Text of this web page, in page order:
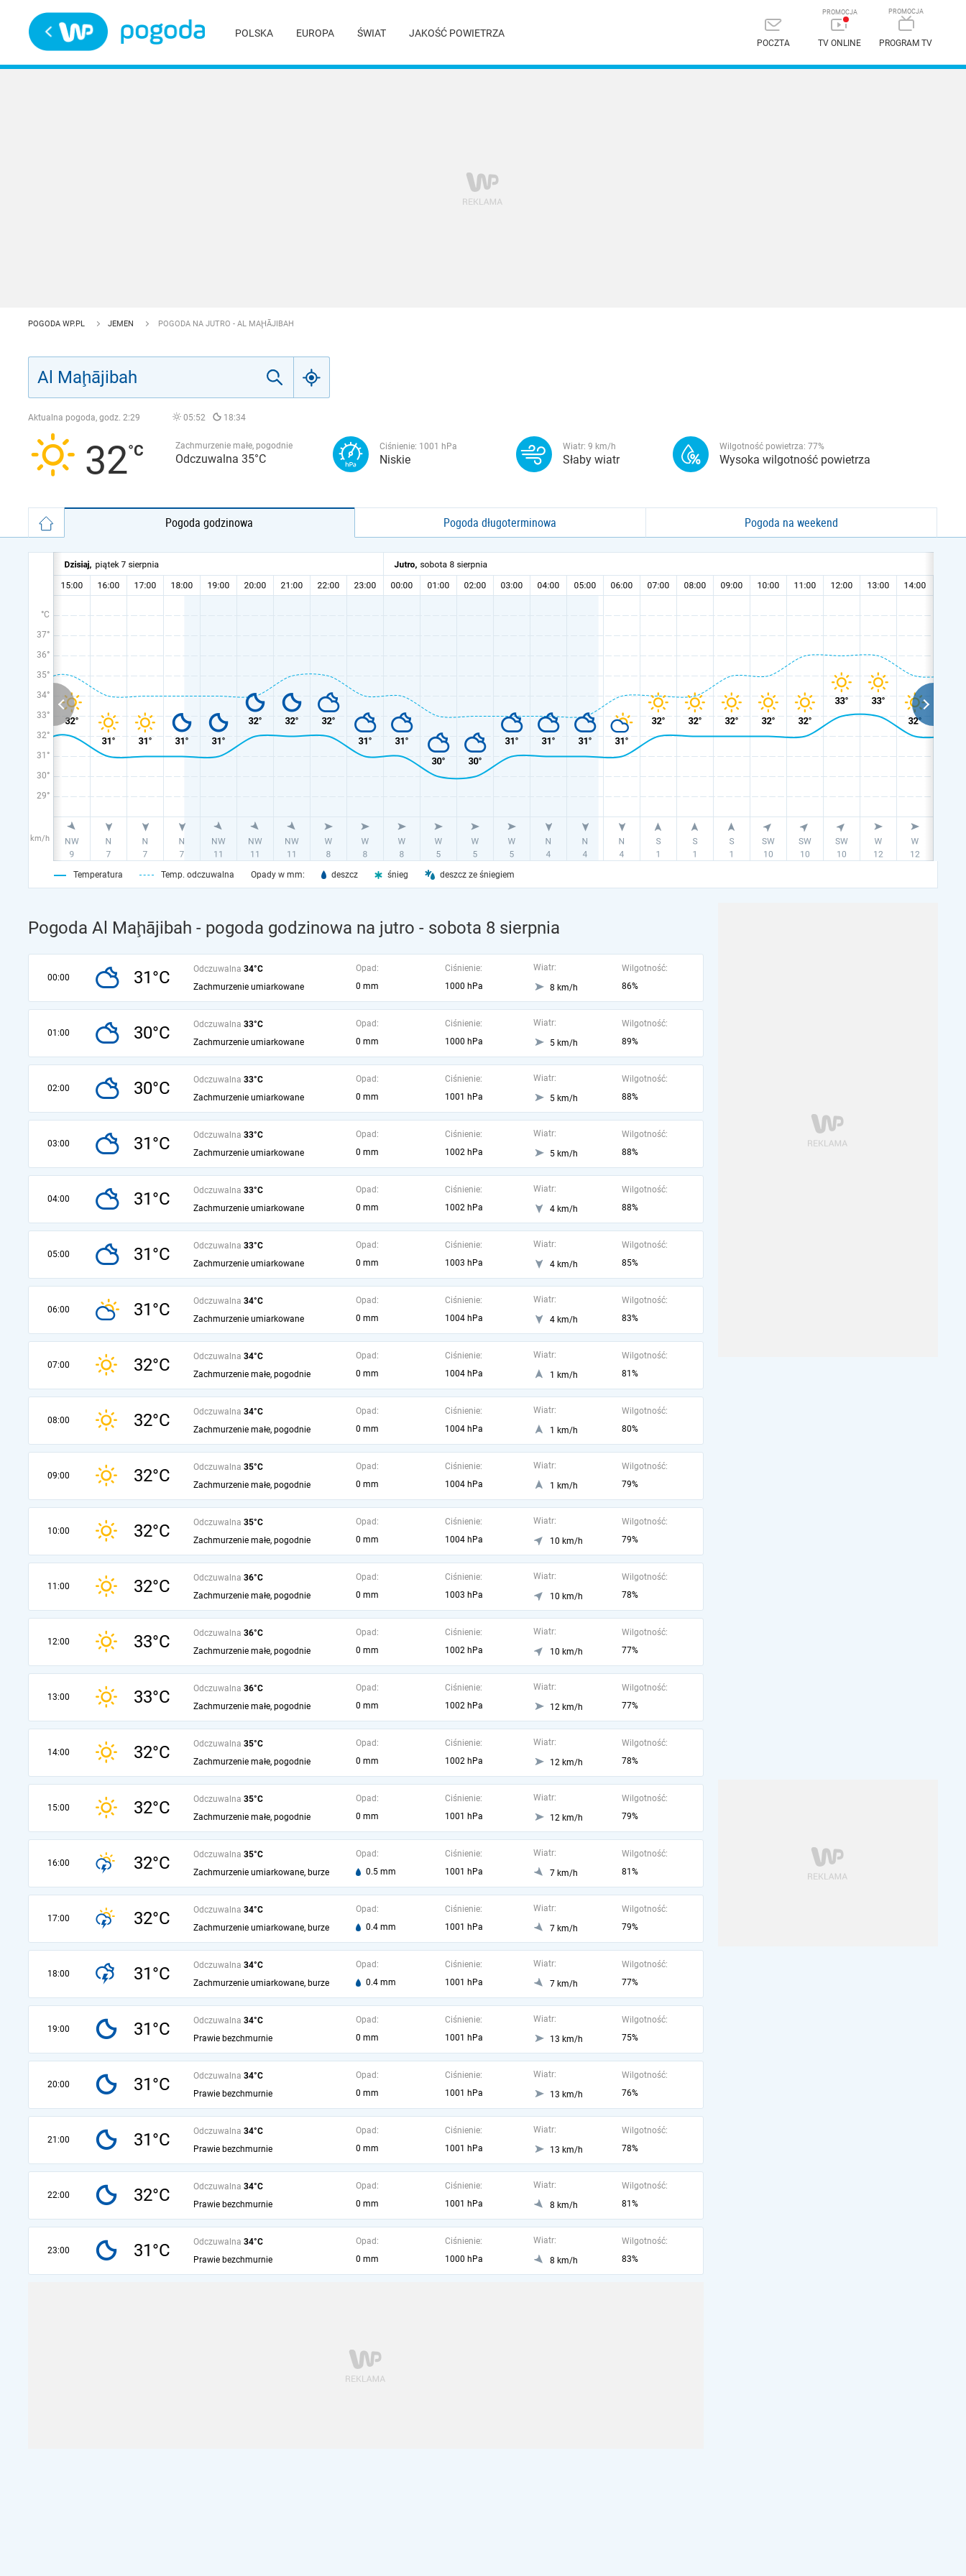
POLSKA EUROPA ŚWIAT JAKOŚĆ POWIETRZA
POCZTA TV ONLINE PROGRAM TV
POGODA WP.PL JEMEN POGODA NA JUTRO - AL MAḨĀJIBAH
Aktualna pogoda, godz. 2:29 05:52 18:34
32 Zachmurzenie małe, pogodnie
Odczuwalna 35°C
Ciśnienie: 1001 hPa
Niskie
Wiatr: 9 km/h
Słaby wiatr
Wilgotność powietrza: 77%
Wysoka wilgotność powietrza
Pogoda godzinowa Pogoda długoterminowa Pogoda na weekend
°C
37°
36°
35°
34°
33°
32°
31°
30°
29°
km/h
Temperatura Temp. odczuwalna Opady w mm: deszcz śnieg deszcz ze śniegiem
Pogoda Al Maḩājibah - pogoda godzinowa na jutro - sobota 8 sierpnia
00:00 31°C Odczuwalna 34°C
Zachmurzenie umiarkowane
Opad:
0 mm
Ciśnienie:
1000 hPa
Wiatr:
8 km/h
Wilgotność:
86%
01:00 30°C Odczuwalna 33°C
Zachmurzenie umiarkowane
Opad:
0 mm
Ciśnienie:
1000 hPa
Wiatr:
5 km/h
Wilgotność:
89%
02:00 30°C Odczuwalna 33°C
Zachmurzenie umiarkowane
Opad:
0 mm
Ciśnienie:
1001 hPa
Wiatr:
5 km/h
Wilgotność:
88%
03:00 31°C Odczuwalna 33°C
Zachmurzenie umiarkowane
Opad:
0 mm
Ciśnienie:
1002 hPa
Wiatr:
5 km/h
Wilgotność:
88%
04:00 31°C Odczuwalna 33°C
Zachmurzenie umiarkowane
Opad:
0 mm
Ciśnienie:
1002 hPa
Wiatr:
4 km/h
Wilgotność:
88%
05:00 31°C Odczuwalna 33°C
Zachmurzenie umiarkowane
Opad:
0 mm
Ciśnienie:
1003 hPa
Wiatr:
4 km/h
Wilgotność:
85%
06:00 31°C Odczuwalna 34°C
Zachmurzenie umiarkowane
Opad:
0 mm
Ciśnienie:
1004 hPa
Wiatr:
4 km/h
Wilgotność:
83%
07:00 32°C Odczuwalna 34°C
Zachmurzenie małe, pogodnie
Opad:
0 mm
Ciśnienie:
1004 hPa
Wiatr:
1 km/h
Wilgotność:
81%
08:00 32°C Odczuwalna 34°C
Zachmurzenie małe, pogodnie
Opad:
0 mm
Ciśnienie:
1004 hPa
Wiatr:
1 km/h
Wilgotność:
80%
09:00 32°C Odczuwalna 35°C
Zachmurzenie małe, pogodnie
Opad:
0 mm
Ciśnienie:
1004 hPa
Wiatr:
1 km/h
Wilgotność:
79%
10:00 32°C Odczuwalna 35°C
Zachmurzenie małe, pogodnie
Opad:
0 mm
Ciśnienie:
1004 hPa
Wiatr:
10 km/h
Wilgotność:
79%
11:00 32°C Odczuwalna 36°C
Zachmurzenie małe, pogodnie
Opad:
0 mm
Ciśnienie:
1003 hPa
Wiatr:
10 km/h
Wilgotność:
78%
12:00 33°C Odczuwalna 36°C
Zachmurzenie małe, pogodnie
Opad:
0 mm
Ciśnienie:
1002 hPa
Wiatr:
10 km/h
Wilgotność:
77%
13:00 33°C Odczuwalna 36°C
Zachmurzenie małe, pogodnie
Opad:
0 mm
Ciśnienie:
1002 hPa
Wiatr:
12 km/h
Wilgotność:
77%
14:00 32°C Odczuwalna 35°C
Zachmurzenie małe, pogodnie
Opad:
0 mm
Ciśnienie:
1002 hPa
Wiatr:
12 km/h
Wilgotność:
78%
15:00 32°C Odczuwalna 35°C
Zachmurzenie małe, pogodnie
Opad:
0 mm
Ciśnienie:
1001 hPa
Wiatr:
12 km/h
Wilgotność:
79%
16:00 32°C Odczuwalna 35°C
Zachmurzenie umiarkowane, burze
Opad:
0.5 mm
Ciśnienie:
1001 hPa
Wiatr:
7 km/h
Wilgotność:
81%
17:00 32°C Odczuwalna 34°C
Zachmurzenie umiarkowane, burze
Opad:
0.4 mm
Ciśnienie:
1001 hPa
Wiatr:
7 km/h
Wilgotność:
79%
18:00 31°C Odczuwalna 34°C
Zachmurzenie umiarkowane, burze
Opad:
0.4 mm
Ciśnienie:
1001 hPa
Wiatr:
7 km/h
Wilgotność:
77%
19:00 31°C Odczuwalna 34°C
Prawie bezchmurnie
Opad:
0 mm
Ciśnienie:
1001 hPa
Wiatr:
13 km/h
Wilgotność:
75%
20:00 31°C Odczuwalna 34°C
Prawie bezchmurnie
Opad:
0 mm
Ciśnienie:
1001 hPa
Wiatr:
13 km/h
Wilgotność:
76%
21:00 31°C Odczuwalna 34°C
Prawie bezchmurnie
Opad:
0 mm
Ciśnienie:
1001 hPa
Wiatr:
13 km/h
Wilgotność:
78%
22:00 32°C Odczuwalna 34°C
Prawie bezchmurnie
Opad:
0 mm
Ciśnienie:
1001 hPa
Wiatr:
8 km/h
Wilgotność:
81%
23:00 31°C Odczuwalna 34°C
Prawie bezchmurnie
Opad:
0 mm
Ciśnienie:
1000 hPa
Wiatr:
8 km/h
Wilgotność:
83%